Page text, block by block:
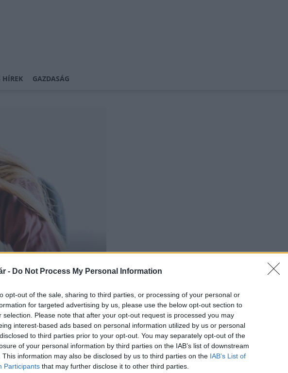
- Do Not Process My Personal Information
opt-out of the sale, sharing to third parties, or processing of your personal or
for targeted advertising by us, please use the below opt-out section to
selection. Please note that after your opt-out request is processed you may
interest-based ads based on personal information utilized by us or personal
to third parties prior to your opt-out. You may separately opt-out of the
of your personal information by third parties on the IAB’s list of downstream
This information may also be disclosed by us to third parties on the IAB’s List of
Participants that may further disclose it to other third parties.
HÍREK GAZDASÁG
felvételi
HÍRLEVÉL
Név